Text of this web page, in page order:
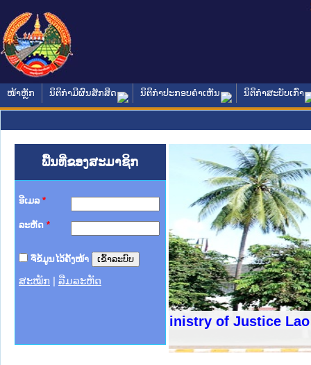
ໜ້າຫຼັກ ນິຕິກໍາມີຜົນສັກສິດ ນິຕິກໍາປະກອບຄໍາເຫັນ ນິຕິກໍາສະບັບເກົ່າ
ພື້ນທີ່ຂອງສະມາຊິກ
ອີເມລ *
ລະຫັດ *
ຈື່ຂໍ້ມູນໄວ້ຄັ້ງໜ້າ
ສະໝັກ ລືມລະຫັດ
Ministry of Justice Lao PDR
າຊົນ ພາກເໜືອ
ການ
ກາງ
ໃຕ້
ຕຳຫຼວດປະຊາຊົນ
ສັນຕິບານປະຊາຊົນ
ກເໜືອ
າຊົນ ພາກກາງ